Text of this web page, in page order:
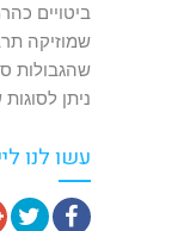
ביטויים
שמוזיקה
שהגבולות
ניתן
עשו לנו